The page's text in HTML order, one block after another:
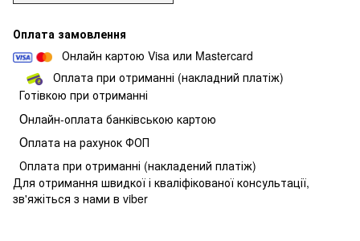
Оплата замовлення
Онлайн картою Visa или Mastercard
Оплата при отриманні (накладний платіж)
Готівкою при отриманні
Онлайн-оплата банківською картою
Оплата на рахунок ФОП
Оплата при отриманні (накладений платіж)
Для отримання швидкої і кваліфікованої консультації,
зв'яжіться з нами в viber